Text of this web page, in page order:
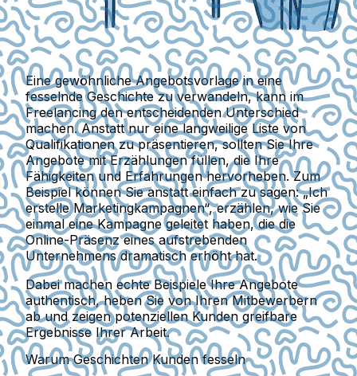
Eine gewöhnliche Angebotsvorlage in eine
fesselnde Geschichte zu verwandeln, kann im
Freelancing den entscheidenden Unterschied
machen. Anstatt nur eine langweilige Liste von
Qualifikationen zu präsentieren, sollten Sie Ihre
Angebote mit Erzählungen füllen, die Ihre
Fähigkeiten und Erfahrungen hervorheben. Zum
Beispiel können Sie anstatt einfach zu sagen: „Ich
erstelle Marketingkampagnen“, erzählen, wie Sie
einmal eine Kampagne geleitet haben, die die
Online-Präsenz eines aufstrebenden
Unternehmens dramatisch erhöht hat.
Dabei machen echte Beispiele Ihre Angebote
authentisch, heben Sie von Ihren Mitbewerbern
ab und zeigen potenziellen Kunden greifbare
Ergebnisse Ihrer Arbeit.
Warum Geschichten Kunden fesseln